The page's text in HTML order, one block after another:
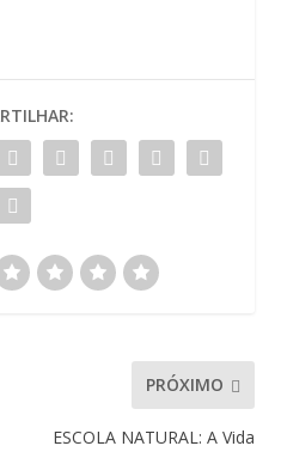
PRÓXIMO
ESCOLA NATURAL: A Vida